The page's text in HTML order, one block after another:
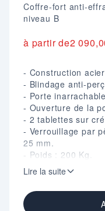
Coffre-fort anti-
niveau B
à partir de2
- Construction
- Blindage anti-
- Porte
- Ouverture de la
- 2 tablettes sur
- Verrouillage par
25 mm.
- Poids : 200 Kg.
- Coloris : Gris clair
Attention : Pour
s'entendent
réel sera ajouté
Lire la suite